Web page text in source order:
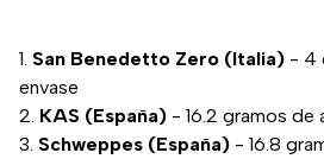
San Benedetto Zero (Italia) - 4
envase
KAS (España) - 16.2 gramos de
Schweppes (España) - 16.8